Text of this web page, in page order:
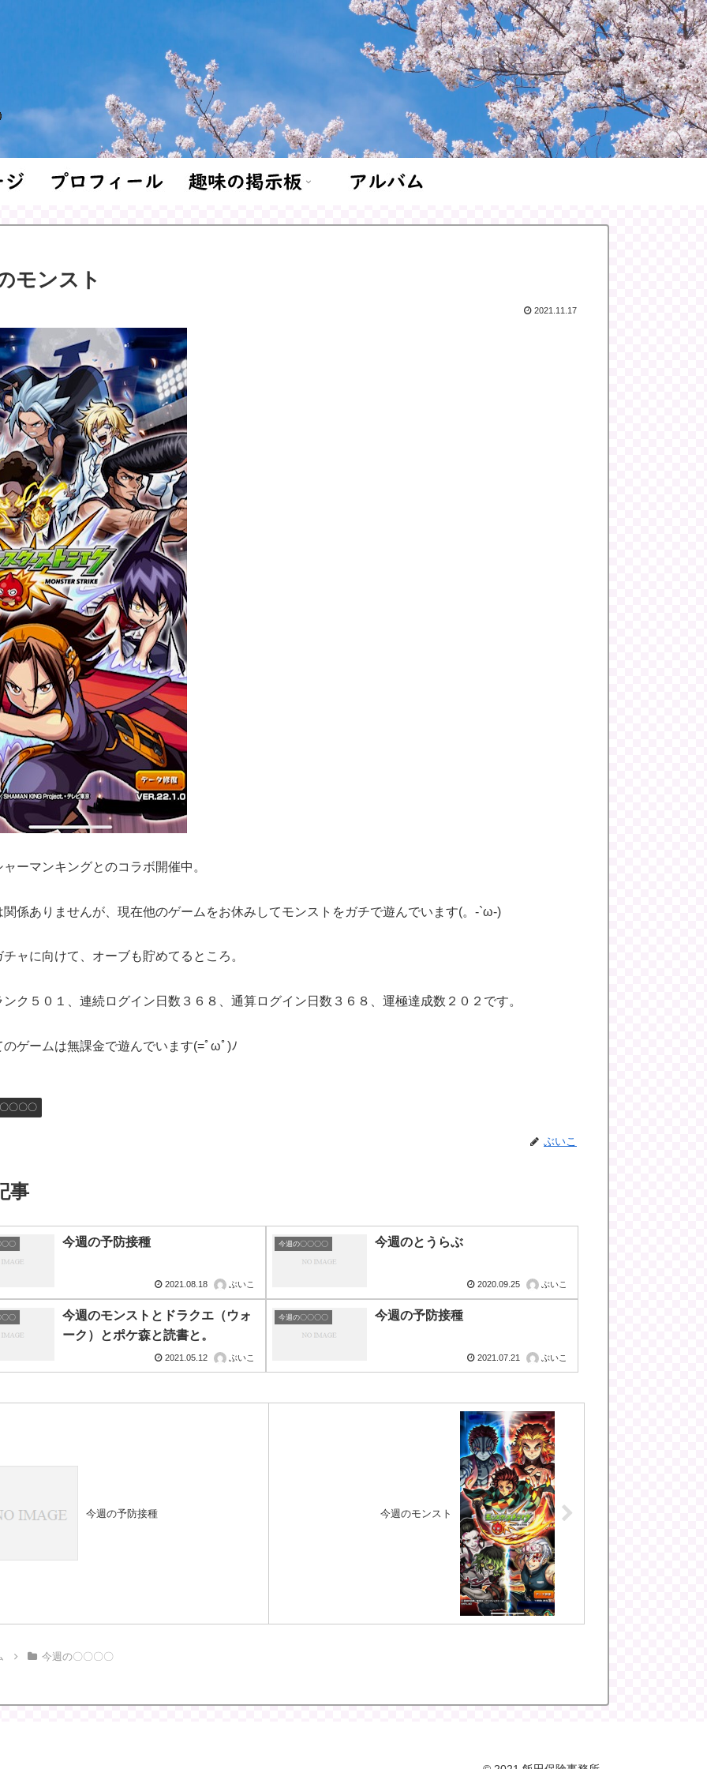
モンスト
2021.11.17
ーマンキングとのコラボ開催中。
関係ありませんが、現在他のゲームをお休みしてモンストをガチで遊んでいます(。-`ω-)
ャに向けて、オーブも貯めてるところ。
ンク５０１、連続ログイン日数３６８、通算ログイン日数３６８、運極達成数２０２です。
のゲームは無課金で遊んでいます(=ﾟωﾟ)ﾉ
〇〇〇
ぶいこ
事
〇〇 今週の予防接種
2021.08.18 ぶいこ
今週の〇〇〇〇 今週のとうらぶ
2020.09.25 ぶいこ
〇〇
今週のモンストとドラクエ（ウォ
ーク）とポケ森と読書と。
2021.05.12 ぶいこ
今週の〇〇〇〇 今週の予防接種
2021.07.21 ぶいこ
今週の予防接種 今週のモンスト
今週の〇〇〇〇